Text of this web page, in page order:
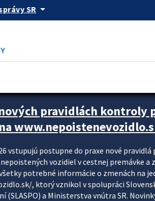
SR arrow_drop_down
nových pravidlách
vstupujú postupne do praxe nové
vozidiel v cestnej premávke a
všetky potrebné informácie o zmenách na
, ktorý vznikol v spolupráci
(SLASPO) a Ministerstva vnútra SR.